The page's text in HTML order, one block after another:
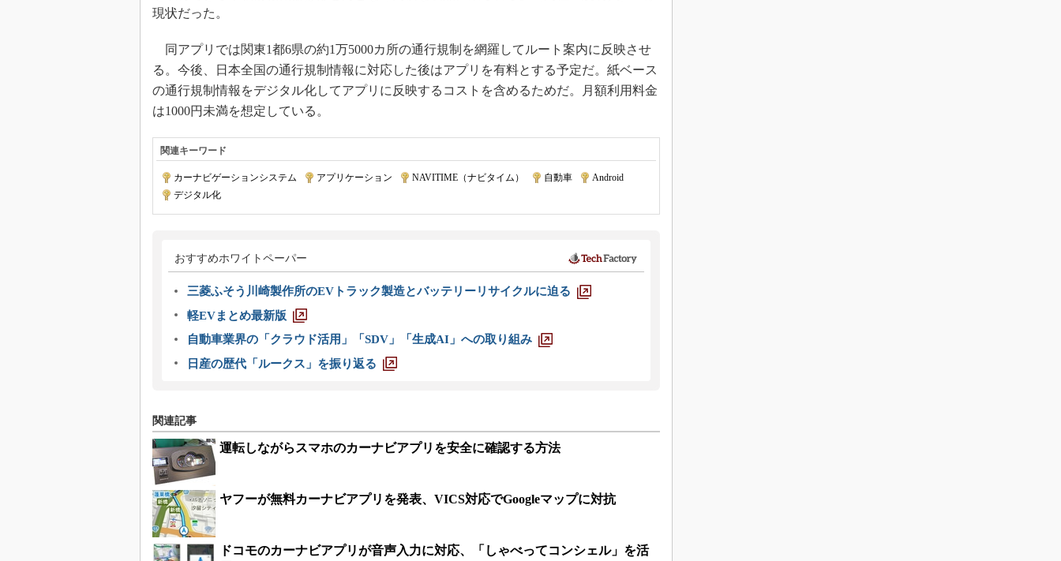
現状だった。
同アプリでは関東1都6県の約1万5000カ所の通行規制を網羅してルート案内に反映させ
る。今後、日本全国の通行規制情報に対応した後はアプリを有料とする予定だ。紙ベース
の通行規制情報をデジタル化してアプリに反映するコストを含めるためだ。月額利用料金
は1000円未満を想定している。
関連キーワード
カーナビゲーションシステム アプリケーション NAVITIME（ナビタイム） 自動車 Android
デジタル化
おすすめホワイトペーパー
三菱ふそう川崎製作所のEVトラック製造とバッテリーリサイクルに迫る
軽EVまとめ最新版
自動車業界の「クラウド活用」「SDV」「生成AI」への取り組み
日産の歴代「ルークス」を振り返る
関連記事
運転しながらスマホのカーナビアプリを安全に確認する方法
ヤフーが無料カーナビアプリを発表、VICS対応でGoogleマップに対抗
ドコモのカーナビアプリが音声入力に対応、「しゃべってコンシェル」を活